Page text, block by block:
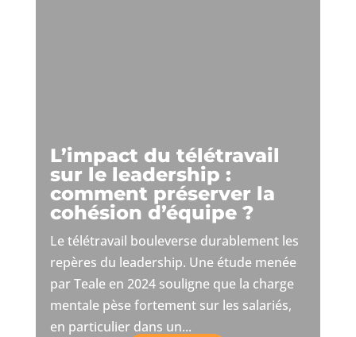
L’impact du télétravail
sur le leadership :
comment préserver la
cohésion d’équipe ?
Le télétravail bouleverse durablement les
repères du leadership. Une étude menée
par Teale en 2024 souligne que la charge
mentale pèse fortement sur les salariés,
en particulier dans un...